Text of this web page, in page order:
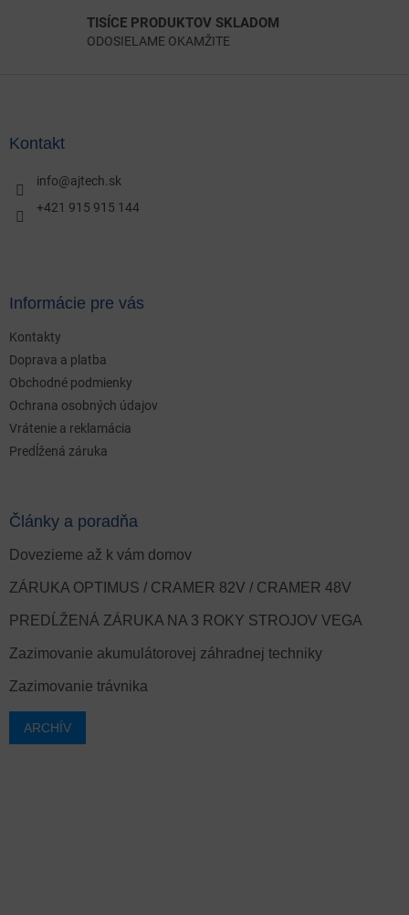
TISÍCE PRODUKTOV SKLADOM
ODOSIELAME OKAMŽITE
Kontakt
info@ajtech.sk
+421 915 915 144
Informácie pre vás
Kontakty
Doprava a platba
Obchodné podmienky
Ochrana osobných údajov
Vrátenie a reklamácia
Predĺžená záruka
Články a poradňa
Dovezieme až k vám domov
ZÁRUKA OPTIMUS / CRAMER 82V / CRAMER 48V
PREDĹŽENÁ ZÁRUKA NA 3 ROKY STROJOV VEGA
Zazimovanie akumulátorovej záhradnej techniky
Zazimovanie trávnika
ARCHÍV